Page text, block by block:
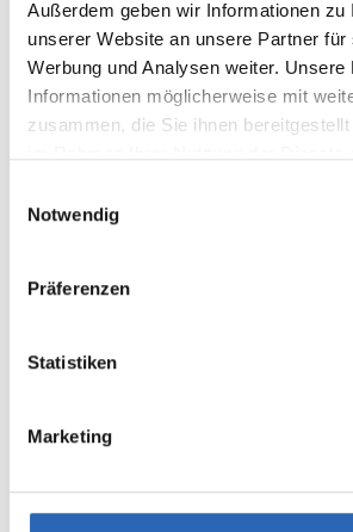
Außerdem geben wir Informationen zu
unserer Website an unsere Partner für
Werbung und Analysen weiter.
Informationen möglicherweise mit
zusammen, die Sie ihnen
Notwendig
Präferenzen
Statistiken
Marketing
4 Sitze